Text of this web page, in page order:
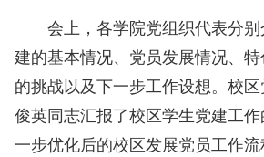
会上，各学院党组织代表分
建的基本情况、党员发展情况、
的挑战以及下一步工作设想。校
俊英同志汇报了校区学生党建工
一步优化后的校区发展党员工作流